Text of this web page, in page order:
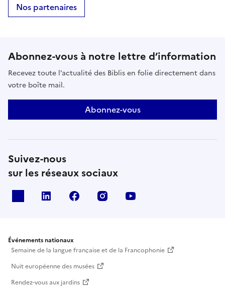
Nos partenaires
Abonnez-vous à notre lettre d’information
Recevez toute l’actualité des Biblis en folie directement dans
votre boîte mail.
Abonnez-vous
Suivez-nous
sur les réseaux sociaux
Linkedin Facebook Instagram
Événements nationaux
Semaine de la langue française et de la Francophonie
Nuit européenne des musées
Rendez-vous aux jardins